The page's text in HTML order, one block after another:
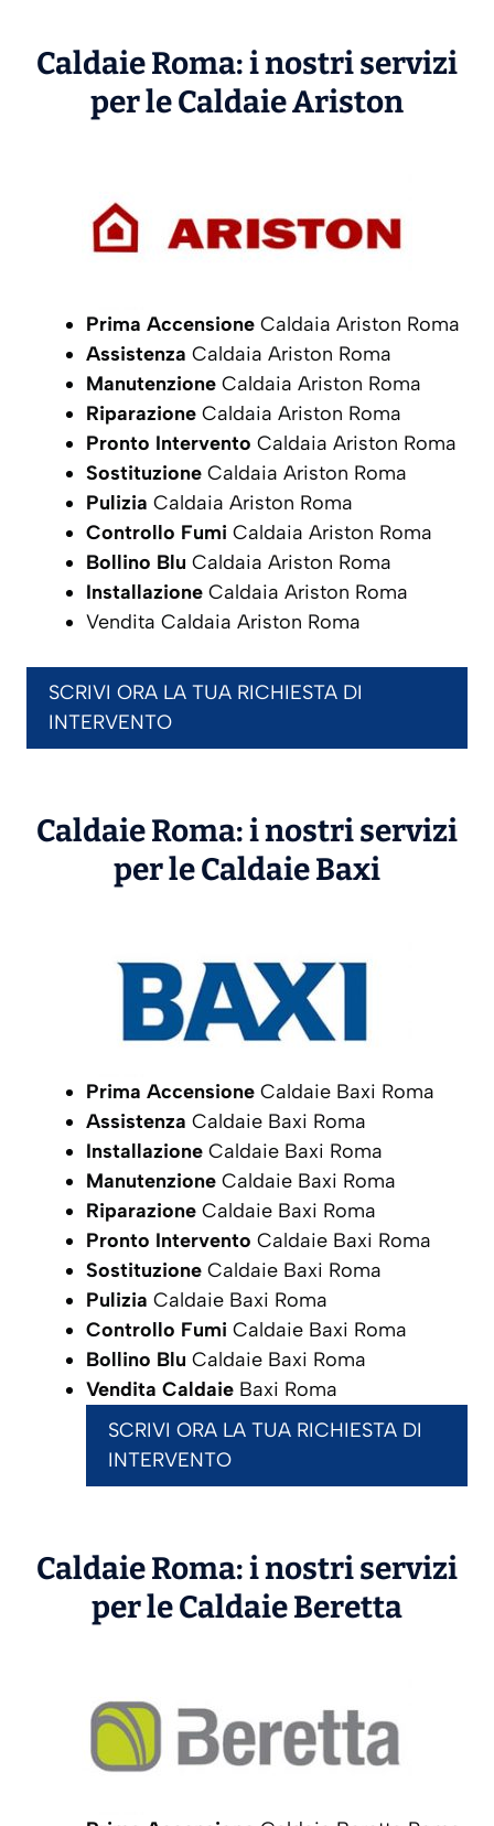
Caldaie Roma: i nostri servizi
per le CaldaieAriston
Prima Accensione Caldaia Ariston Roma
Assistenza Caldaia Ariston Roma
Manutenzione Caldaia Ariston Roma
Riparazione Caldaia Ariston Roma
Pronto Intervento Caldaia Ariston Roma
Sostituzione Caldaia Ariston Roma
Pulizia Caldaia Ariston Roma
Controllo Fumi Caldaia Ariston Roma
Bollino Blu Caldaia Ariston Roma
Installazione Caldaia Ariston Roma
Vendita Caldaia Ariston Roma
SCRIVI ORA LA TUA RICHIESTA DI
INTERVENTO
Caldaie Roma: i nostri servizi
per le CaldaieBaxi
Prima Accensione Caldaie Baxi Roma
Assistenza Caldaie Baxi Roma
Installazione Caldaie Baxi Roma
Manutenzione Caldaie Baxi Roma
Riparazione Caldaie Baxi Roma
Pronto Intervento Caldaie Baxi Roma
Sostituzione Caldaie Baxi Roma
Pulizia Caldaie Baxi Roma
Controllo Fumi Caldaie Baxi Roma
Bollino Blu Caldaie Baxi Roma
Vendita Caldaie Baxi Roma
SCRIVI ORA LA TUA RICHIESTA DI
INTERVENTO
Caldaie Roma: i nostri servizi
per le CaldaieBeretta